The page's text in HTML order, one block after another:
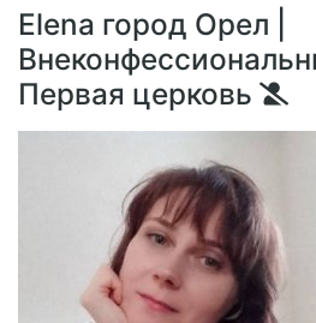
Elena город Орел |
Первая церковь